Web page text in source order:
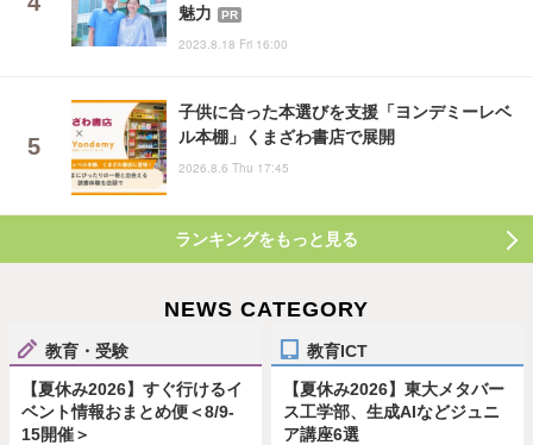
魅力
PR
2023.8.18 Fri 16:00
子供に合った本選びを支援「ヨンデミーレベ
ル本棚」くまざわ書店で展開
2026.8.6 Thu 17:45
ランキングをもっと見る
NEWS CATEGORY
教育・受験
【夏休み2026】すぐ行けるイ
ベント情報おまとめ便＜8/9-
15開催＞
教育ICT
【夏休み2026】東大メタバー
ス工学部、生成AIなどジュニ
ア講座6選